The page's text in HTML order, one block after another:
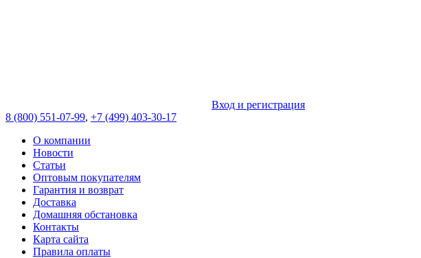
Вход и регистрация
8 (800) 551-07-99, +7 (499) 403-30-17
О компании
Новости
Статьи
Оптовым покупателям
Гарантия и возврат
Доставка
Домашняя обстановка
Контакты
Карта сайта
Правила оплаты